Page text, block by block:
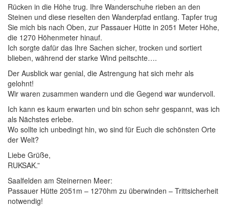
Rücken in die Höhe trug. Ihre Wanderschuhe rieben an den
Steinen und diese rieselten den Wanderpfad entlang. Tapfer trug
Sie mich bis nach Oben, zur Passauer Hütte in 2051 Meter Höhe,
die 1270 Höhenmeter hinauf.
Ich sorgte dafür das Ihre Sachen sicher, trocken und sortiert
blieben, während der starke Wind peitschte….
Der Ausblick war genial, die Astrengung hat sich mehr als
gelohnt!
Wir waren zusammen wandern und die Gegend war wundervoll.
Ich kann es kaum erwarten und bin schon sehr gespannt, was ich
als Nächstes erlebe.
Wo sollte ich unbedingt hin, wo sind für Euch die schönsten Orte
der Welt?
Liebe Grüße,
RUKSAK.”
Saalfelden am Steinernen Meer:
Passauer Hütte 2051m – 1270hm zu überwinden – Trittsicherheit
notwendig!